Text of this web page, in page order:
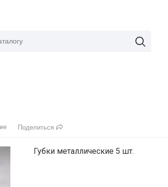
Поделиться
Губки металлические 5 шт.